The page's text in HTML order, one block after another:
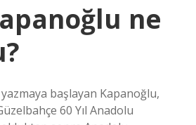
ne
başlayan Kapanoğlu,
60 Yıl Anadolu